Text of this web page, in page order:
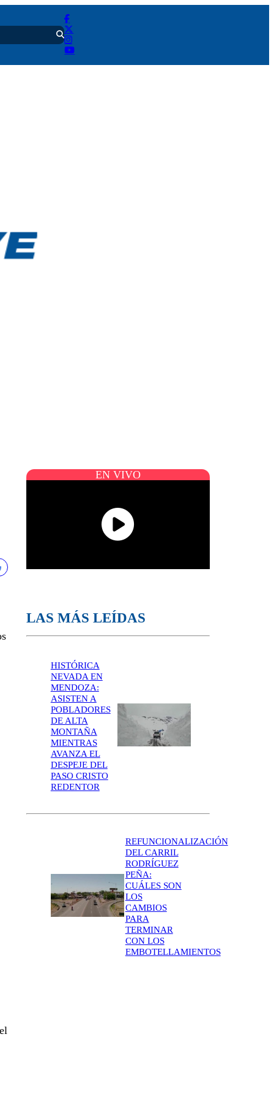
EN VIVO
LAS MÁS LEÍDAS
HISTÓRICA
NEVADA EN
MENDOZA:
ASISTEN A
POBLADORES
DE ALTA
MONTAÑA
MIENTRAS
AVANZA EL
DESPEJE DEL
PASO CRISTO
REDENTOR
REFUNCIONALIZACIÓN
DEL CARRIL
RODRÍGUEZ
PEÑA:
CUÁLES SON
LOS
CAMBIOS
PARA
TERMINAR
CON LOS
EMBOTELLAMIENTOS